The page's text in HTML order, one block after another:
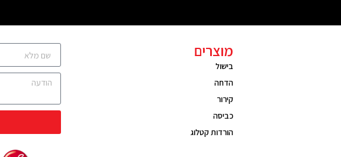
מוצרים
בישול
הדחה
קירור
כביסה
הורדות קטלוג